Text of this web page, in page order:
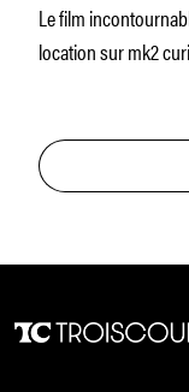
Le film
location sur mk2